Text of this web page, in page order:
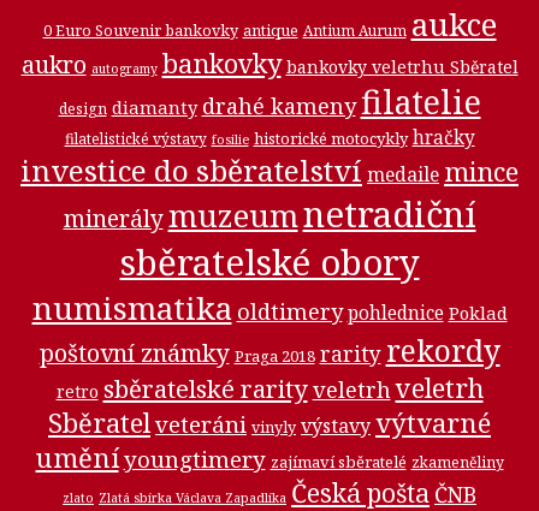
0 Euro Souvenir bankovky antique Antium Aurum aukce
aukro autogramy bankovky bankovky veletrhu Sběratel
design diamanty drahé kamenyfilatelie
filatelistické výstavy fosilie historické motocykly hračky
investice do sběratelství medaile mince
minerálymuzeumnetradiční
sběratelské obory
numismatika oldtimery pohlednice Poklad
poštovní známky Praga 2018 rarity rekordy
retro sběratelské rarityveletrhveletrh
Sběratelveteráni vinyly výstavyvýtvarné
uměníyoungtimery zajímaví sběratelé zkameněliny
zlato Zlatá sbírka Václava Zapadlíka Česká pošta ČNB